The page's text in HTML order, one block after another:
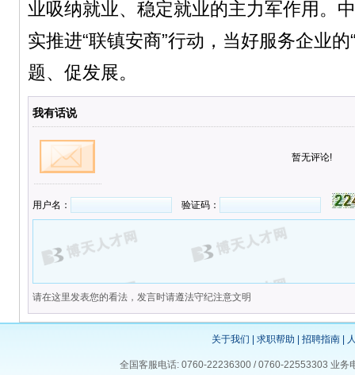
业吸纳就业、稳定就业的主力军作用。
实推进“联镇安商”行动，当好服务企业
题、促发展。
我有话说
暂无评论!
用户名： 验证码：
请在这里发表您的看法，发言时请遵法守纪注意文明
关于我们 求职帮助 招聘指南
全国客服电话: 0760-22236300 / 0760-22553303 业